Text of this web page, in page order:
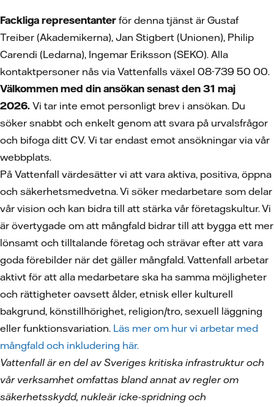
Fackliga representanter för denna tjänst är Gustaf
Treiber (Akademikerna), Jan Stigbert (Unionen), Philip
Carendi (Ledarna), Ingemar Eriksson (SEKO). Alla
kontaktpersoner nås via Vattenfalls växel 08-739 50 00.
Välkommen med din ansökan senast den 31 maj
2026. Vi tar inte emot personligt brev i ansökan. Du
söker snabbt och enkelt genom att svara på urvalsfrågor
och bifoga ditt CV. Vi tar endast emot ansökningar via vår
webbplats.
På Vattenfall värdesätter vi att vara aktiva, positiva, öppna
och säkerhetsmedvetna. Vi söker medarbetare som delar
vår vision och kan bidra till att stärka vår företagskultur. Vi
är övertygade om att mångfald bidrar till att bygga ett mer
lönsamt och tilltalande företag och strävar efter att vara
goda förebilder när det gäller mångfald. Vattenfall arbetar
aktivt för att alla medarbetare ska ha samma möjligheter
och rättigheter oavsett ålder, etnisk eller kulturell
bakgrund, könstillhörighet, religion/tro, sexuell läggning
eller funktionsvariation. Läs mer om hur vi arbetar med
mångfald och inkludering här.
Vattenfall är en del av Sveriges kritiska infrastruktur och
vår verksamhet omfattas bland annat av regler om
säkerhetsskydd, nukleär icke-spridning och